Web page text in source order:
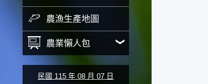
農漁生產地圖
農業懶人包
民國 115 年 08 月 07 日